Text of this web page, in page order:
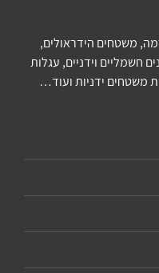
משטחים הידראולים,
חשמליים וידניים, עגלות
משטחים ידניות ועוד…